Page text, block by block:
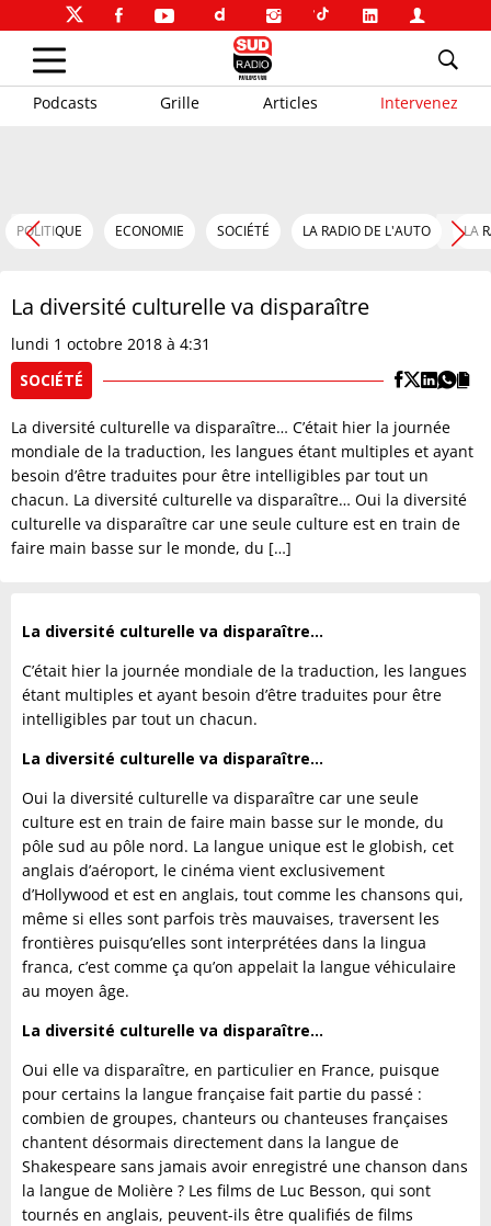
Podcasts Grille Articles Intervenez
POLITIQUE ECONOMIE SOCIÉTÉ LA RADIO DE L'AUTO LA
La diversité culturelle va disparaître
lundi 1 octobre 2018 à 4:31
SOCIÉTÉ
La diversité culturelle va disparaître… C’était hier la journée
mondiale de la traduction, les langues étant multiples et ayant
besoin d’être traduites pour être intelligibles par tout un
chacun. La diversité culturelle va disparaître… Oui la diversité
culturelle va disparaître car une seule culture est en train de
faire main basse sur le monde, du […]
La diversité culturelle va disparaître…
C’était hier la journée mondiale de la traduction, les langues
étant multiples et ayant besoin d’être traduites pour être
intelligibles par tout un chacun.
La diversité culturelle va disparaître…
Oui la diversité culturelle va disparaître car une seule
culture est en train de faire main basse sur le monde, du
pôle sud au pôle nord. La langue unique est le globish, cet
anglais d’aéroport, le cinéma vient exclusivement
d’Hollywood et est en anglais, tout comme les chansons qui,
même si elles sont parfois très mauvaises, traversent les
frontières puisqu’elles sont interprétées dans la lingua
franca, c’est comme ça qu’on appelait la langue véhiculaire
au moyen âge.
La diversité culturelle va disparaître…
Oui elle va disparaître, en particulier en France, puisque
pour certains la langue française fait partie du passé :
combien de groupes, chanteurs ou chanteuses françaises
chantent désormais directement dans la langue de
Shakespeare sans jamais avoir enregistré une chanson dans
la langue de Molière ? Les films de Luc Besson, qui sont
tournés en anglais, peuvent-ils être qualifiés de films